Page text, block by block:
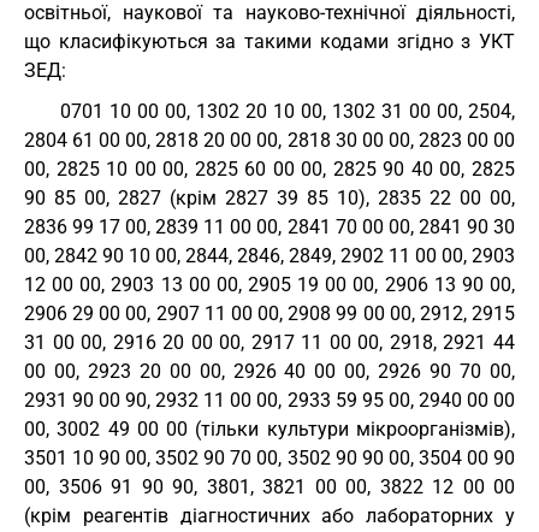
освітньої, наукової та науково-технічної діяльності,
що класифікуються за такими кодами згідно з УКТ
ЗЕД:
0701 10 00 00, 1302 20 10 00, 1302 31 00 00, 2504,
2804 61 00 00, 2818 20 00 00, 2818 30 00 00, 2823 00 00
00, 2825 10 00 00, 2825 60 00 00, 2825 90 40 00, 2825
90 85 00, 2827 (крім 2827 39 85 10), 2835 22 00 00,
2836 99 17 00, 2839 11 00 00, 2841 70 00 00, 2841 90 30
00, 2842 90 10 00, 2844, 2846, 2849, 2902 11 00 00, 2903
12 00 00, 2903 13 00 00, 2905 19 00 00, 2906 13 90 00,
2906 29 00 00, 2907 11 00 00, 2908 99 00 00, 2912, 2915
31 00 00, 2916 20 00 00, 2917 11 00 00, 2918, 2921 44
00 00, 2923 20 00 00, 2926 40 00 00, 2926 90 70 00,
2931 90 00 90, 2932 11 00 00, 2933 59 95 00, 2940 00 00
00, 3002 49 00 00 (тільки культури мікроорганізмів),
3501 10 90 00, 3502 90 70 00, 3502 90 90 00, 3504 00 90
00, 3506 91 90 90, 3801, 3821 00 00, 3822 12 00 00
(крім реагентів діагностичних або лабораторних у